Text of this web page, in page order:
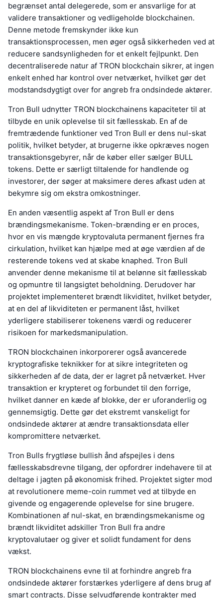
begrænset antal delegerede, som er ansvarlige for at
validere transaktioner og vedligeholde blockchainen.
Denne metode fremskynder ikke kun
transaktionsprocessen, men øger også sikkerheden ved at
reducere sandsynligheden for et enkelt fejlpunkt. Den
decentraliserede natur af TRON blockchain sikrer, at ingen
enkelt enhed har kontrol over netværket, hvilket gør det
modstandsdygtigt over for angreb fra ondsindede aktører.
Tron Bull udnytter TRON blockchainens kapaciteter til at
tilbyde en unik oplevelse til sit fællesskab. En af de
fremtrædende funktioner ved Tron Bull er dens nul-skat
politik, hvilket betyder, at brugerne ikke opkræves nogen
transaktionsgebyrer, når de køber eller sælger BULL
tokens. Dette er særligt tiltalende for handlende og
investorer, der søger at maksimere deres afkast uden at
bekymre sig om ekstra omkostninger.
En anden væsentlig aspekt af Tron Bull er dens
brændingsmekanisme. Token-brænding er en proces,
hvor en vis mængde kryptovaluta permanent fjernes fra
cirkulation, hvilket kan hjælpe med at øge værdien af de
resterende tokens ved at skabe knaphed. Tron Bull
anvender denne mekanisme til at belønne sit fællesskab
og opmuntre til langsigtet beholdning. Derudover har
projektet implementeret brændt likviditet, hvilket betyder,
at en del af likviditeten er permanent låst, hvilket
yderligere stabiliserer tokenens værdi og reducerer
risikoen for markedsmanipulation.
TRON blockchainen inkorporerer også avancerede
kryptografiske teknikker for at sikre integriteten og
sikkerheden af de data, der er lagret på netværket. Hver
transaktion er krypteret og forbundet til den forrige,
hvilket danner en kæde af blokke, der er uforanderlig og
gennemsigtig. Dette gør det ekstremt vanskeligt for
ondsindede aktører at ændre transaktionsdata eller
kompromittere netværket.
Tron Bulls frygtløse bullish ånd afspejles i dens
fællesskabsdrevne tilgang, der opfordrer indehavere til at
deltage i jagten på økonomisk frihed. Projektet sigter mod
at revolutionere meme-coin rummet ved at tilbyde en
givende og engagerende oplevelse for sine brugere.
Kombinationen af nul-skat, en brændingsmekanisme og
brændt likviditet adskiller Tron Bull fra andre
kryptovalutaer og giver et solidt fundament for dens
vækst.
TRON blockchainens evne til at forhindre angreb fra
ondsindede aktører forstærkes yderligere af dens brug af
smart contracts. Disse selvudførende kontrakter med